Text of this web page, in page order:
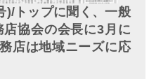
)/トップに聞く、一般
協会の会長に3月に
店は地域ニーズに応